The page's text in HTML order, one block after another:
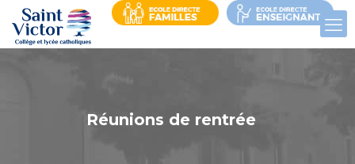
Réunions de rentrée